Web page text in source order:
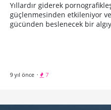
Yıllardır giderek
güçlenmesinden etkileniyor
gücünden beslenecek bir
9 yıl önce · 7